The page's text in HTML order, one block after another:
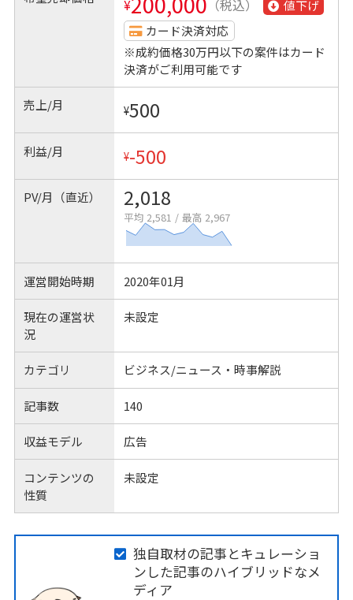
¥ （税込）
値下げ
カード決済対応
※成約価格30万円以下の案件はカード
決済がご利用可能です
売上/月 ¥500
利益/月 ¥-500
PV/月（直近） 2,018
平均 2,581 / 最高 2,967
運営開始時期 2020年01月
現在の運営状
況
未設定
カテゴリ ビジネス/ニュース・時事解説
記事数 140
収益モデル 広告
コンテンツの
性質
未設定
独自取材の記事とキュレーショ
ンした記事のハイブリッドなメ
ディア